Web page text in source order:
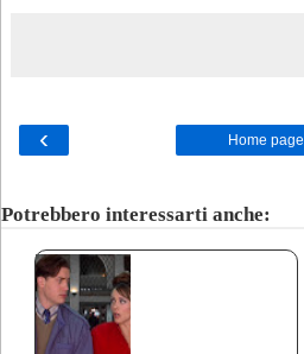
‹ Home page
Potrebbero interessarti anche: